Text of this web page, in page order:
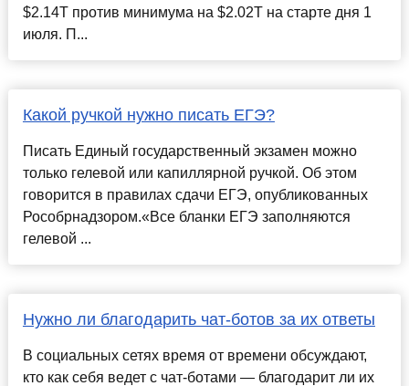
$2.14T против минимума на $2.02T на старте дня 1
июля. П...
Какой ручкой нужно писать ЕГЭ?
Писать Единый государственный экзамен можно
только гелевой или капиллярной ручкой. Об этом
говорится в правилах сдачи ЕГЭ, опубликованных
Рособрнадзором.«Все бланки ЕГЭ заполняются
гелевой ...
Нужно ли благодарить чат-ботов за их ответы
В социальных сетях время от времени обсуждают,
кто как себя ведет с чат-ботами — благодарит ли их